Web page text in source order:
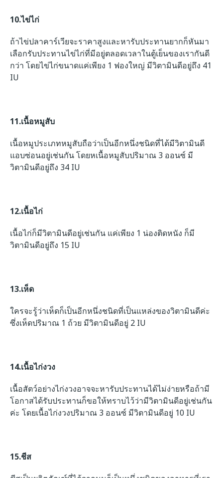
10.ไข่ไก่
ถ้าไข่ปลาคาร์เวียจะราคาสูงและหารับประทานยากก็หันมา
เลือกรับประทานไข่ไก่ที่มีอยู่ตลอดเวลาในตู้เย็นของเรากันดี
กว่า โดยไข่ไก่ขนาดแค่เพียง 1 ฟองใหญ่ มีวิตามินดีอยู่ถึง 41
IU
11.เนื้อหมูสับ
เนื้อหมูประเภทหมูสับถือว่าเป็นอีกหนึ่งชนิดที่ได้มีวิตามินดี
แอบซ่อนอยู่เช่นกัน โดยหเนื้อหมูสับปริมาณ 3 ออนซ์ มี
วิตามินดีอยู่ถึง 34 IU
12.เนื้อไก่
เนื้อไก่ก็มีวิตามินดีอยู่เช่นกัน แค่เพียง 1 น่องติดหนัง ก็มี
วิตามินดีอยู่ถึง 15 IU
13.เห็ด
ใครจะรู้ว่าเห็ดก็เป็นอีกหนึ่งชนิดที่เป็นแหล่งของวิตามินดีค่ะ
ซึ่งเห็ดปริมาณ 1 ถ้วย มีวิตามินดีอยู่ 2 IU
14.เนื้อไก่งวง
เนื้อสัตว์อย่างไก่งวงอาจจะหารับประทานได้ไม่ง่ายหรือถ้ามี
โอกาสได้รับประทานก็ขอให้ทราบไว้ว่ามีวิตามินดีอยู่เช่นกัน
ค่ะ โดยเนื้อไก่งวงปริมาณ 3 ออนซ์ มีวิตามินดีอยู่ 10 IU
15.ชีส